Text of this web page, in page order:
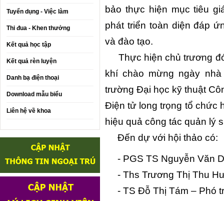
Tuyển dụng - Việc làm
Thi đua - Khen thưởng
Kết quả học tập
Kết quả rèn luyện
Danh bạ điện thoại
Download mẫu biểu
Liên hệ về khoa
bảo thực hiện mục tiêu
phát triển toàn diện đáp
và đào tạo.
Thực hiện chủ trương
khí chào mừng ngày
trường Đại học kỹ thuật
Điện tử long trọng tổ chức
hiệu quả công tác quản lý
Đến dự với hội thảo có:
- PGS TS Nguyễn Văn
- Ths Trương Thị Thu
- TS Đỗ Thị Tám – Phó